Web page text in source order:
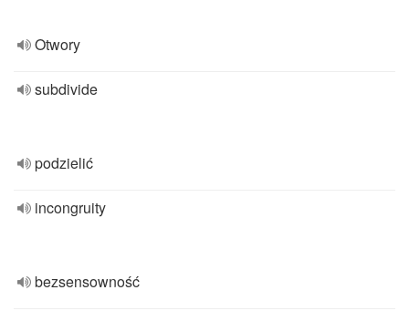
Otwory
subdivide
podzielić
incongruity
bezsensowność